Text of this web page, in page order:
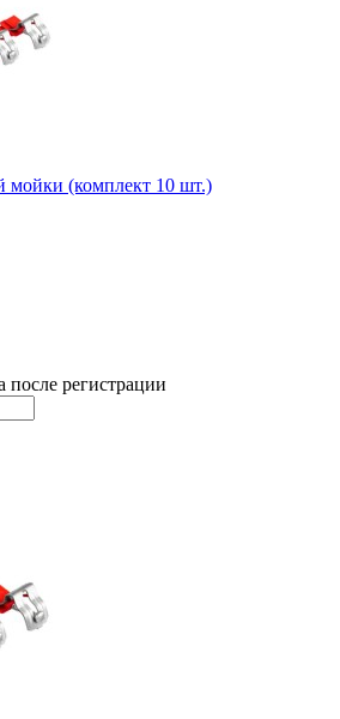
мойки (комплект 10 шт.)
после регистрации